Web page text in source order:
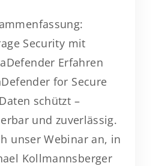
Security mit
Erfahren
for Secure
schützt –
und zuverlässig.
unser Webinar an, in
Kollmannsberger